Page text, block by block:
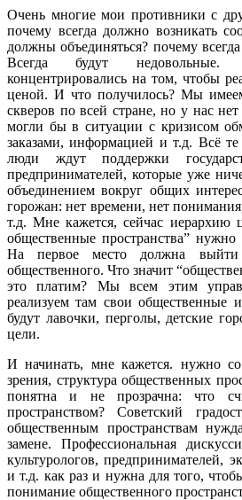
Очень многие мои противники с
почему всегда должно возникать
должны объединяться? почему
Всегда будут недовольные.
концентрировались на том, чтобы
ценой. И что получилось? Мы
скверов по всей стране, но у нас
могли бы в ситуации с кризисом
заказами, информацией и т.д. Всё
люди ждут поддержки
предпринимателей, которые уже
объединением вокруг общих
горожан: нет времени, нет
т.д. Мне кажется, сейчас иерархию
общественные пространства” нужно
На первое место должна выйти
общественного. Что значит
это платим? Мы всем этим
реализуем там свои общественные
будут лавочки, перголы, детские
цели.
И начинать, мне кажется. нужно
зрения, структура общественных
понятна и не прозрачна: что
пространством? Советский
общественным пространствам
замене. Профессиональная
культурологов, предпринимателей,
и т.д. как раз и нужна для того,
понимание общественного